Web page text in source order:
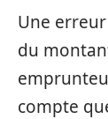
Une
du
compte